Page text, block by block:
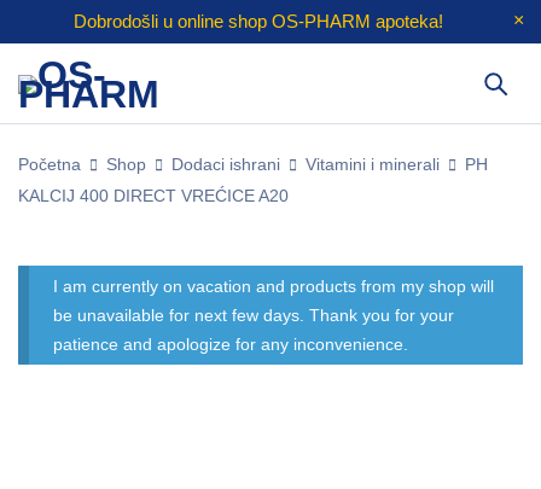
Dobrodošli u online shop OS-PHARM apoteka!
Početna Shop Dodaci ishrani Vitamini i minerali
PH
KALCIJ 400 DIRECT VREĆICE A20
I am currently on vacation and products from my shop will
be unavailable for next few days. Thank you for your
patience and apologize for any inconvenience.